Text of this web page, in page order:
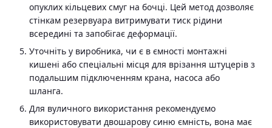
опуклих кільцевих смуг на бочці. Цей метод дозволяє
стінкам резервуара витримувати тиск рідини
всередині та запобігає деформації.
Уточніть у виробника, чи є в ємності монтажні
кишені або спеціальні місця для врізання штуцерів з
подальшим підключенням крана, насоса або
шланга.
Для вуличного використання рекомендуємо
використовувати двошарову синю ємність, вона має